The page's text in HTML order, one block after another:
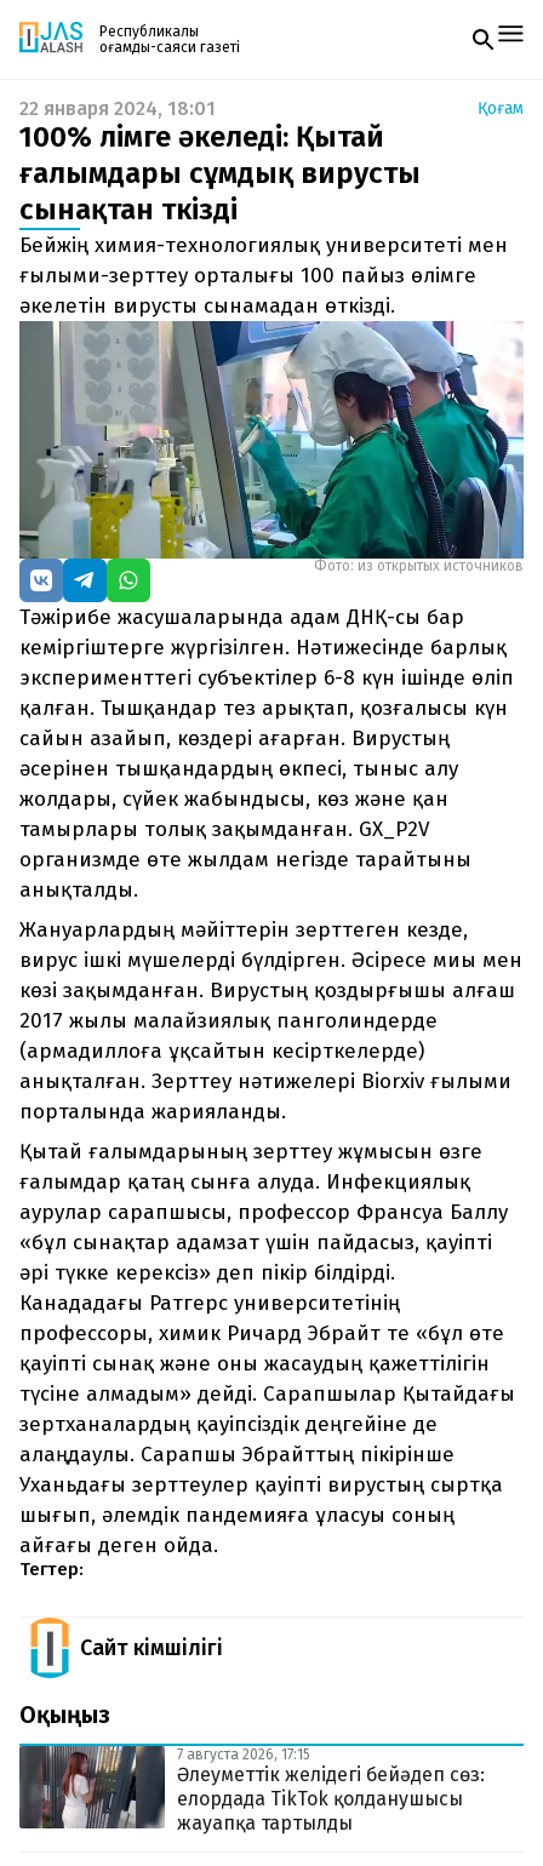
Республикалық
қоғамдық-саяси газеті
Жаңалықтар
Спорт
Live
Руханият
Аймақ
Архив
Заң және тәртіп
Редакциямен байланыс
+7 708 604 51 06
Жарнама бөлімі
+7 701 220 64 52
zhasalash100@gmail.com
Газетке жазылу
PDF форматтағы газетті ай сайын электронды
поштаңызға алып отырыңыз. Жаңа нөмір
шыққан сәтте сізге бірден жіберіледі. Тек email
енгізіңіз, біз қалғанын өзіміз жібереміз.
22 января 2024, 18:01 Қоғам
100% өлімге әкеледі: Қытай
ғалымдары сұмдық вирусты
сынақтан өткізді
Бейжің химия-технологиялық университеті мен
ғылыми-зерттеу орталығы 100 пайыз өлімге
әкелетін вирусты сынамадан өткізді.
Фото: из открытых источников
Тәжірибе жасушаларында адам ДНҚ-сы бар
кеміргіштерге жүргізілген. Нәтижесінде барлық
эксперименттегі субъектілер 6-8 күн ішінде өліп
қалған. Тышқандар тез арықтап, қозғалысы күн
сайын азайып, көздері ағарған. Вирустың
әсерінен тышқандардың өкпесі, тыныс алу
жолдары, сүйек жабындысы, көз және қан
тамырлары толық зақымданған. GX_P2V
организмде өте жылдам негізде тарайтыны
анықталды.
Жануарлардың мәйіттерін зерттеген кезде,
вирус ішкі мүшелерді бүлдірген. Әсіресе миы мен
көзі зақымданған. Вирустың қоздырғышы алғаш
2017 жылы малайзиялық панголиндерде
(армадиллоға ұқсайтын кесірткелерде)
анықталған. Зерттеу нәтижелері Biorxiv ғылыми
порталында жарияланды.
Қытай ғалымдарының зерттеу жұмысын өзге
ғалымдар қатаң сынға алуда. Инфекциялық
аурулар сарапшысы, профессор Франсуа Баллу
«бұл сынақтар адамзат үшін пайдасыз, қауіпті
әрі түкке керексіз» деп пікір білдірді.
Канададағы Ратгерс университетінің
профессоры, химик Ричард Эбрайт те «бұл өте
қауіпті сынақ және оны жасаудың қажеттілігін
түсіне алмадым» дейді. Сарапшылар Қытайдағы
зертханалардың қауіпсіздік деңгейіне де
алаңдаулы. Сарапшы Эбрайттың пікірінше
Уханьдағы зерттеулер қауіпті вирустың сыртқа
шығып, әлемдік пандемияға ұласуы соның
айғағы деген ойда.
Тегтер:
Сайт Әкімшілігі
Оқыңыз
7 августа 2026, 17:15
Әлеуметтік желідегі бейәдеп сөз:
елордада TikTok қолданушысы
жауапқа тартылды